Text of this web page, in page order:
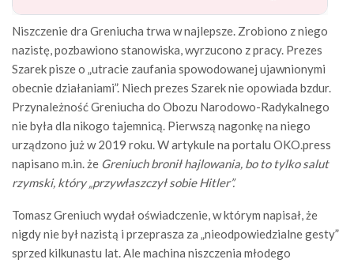
Niszczenie dra Greniucha trwa w najlepsze. Zrobiono z niego
nazistę, pozbawiono stanowiska, wyrzucono z pracy. Prezes
Szarek pisze o „utracie zaufania spowodowanej ujawnionymi
obecnie działaniami”. Niech prezes Szarek nie opowiada bzdur.
Przynależność Greniucha do Obozu Narodowo-Radykalnego
nie była dla nikogo tajemnicą. Pierwszą nagonkę na niego
urządzono już w 2019 roku. W artykule na portalu OKO.press
napisano m.in. że Greniuch bronił hajlowania, bo to tylko salut
rzymski, który „przywłaszczył sobie Hitler”.
Tomasz Greniuch wydał oświadczenie, w którym napisał, że
nigdy nie był nazistą i przeprasza za „nieodpowiedzialne gesty”
sprzed kilkunastu lat. Ale machina niszczenia młodego